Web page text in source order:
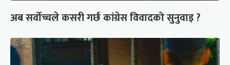
अब सर्वोच्चले कसरी गर्छ कांग्रेस विवादको सुनुवाइ ?